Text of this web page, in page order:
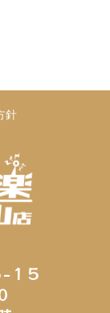
針
１５